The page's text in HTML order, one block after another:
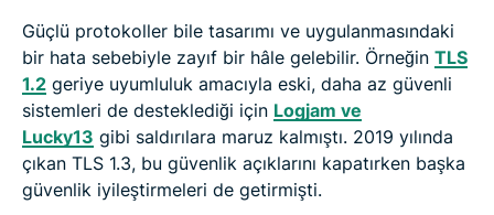
Güçlü protokoller bile tasarımı ve uygulanmasındaki
bir hata sebebiyle zayıf bir hâle gelebilir. Örneğin TLS
1.2 geriye uyumluluk amacıyla eski, daha az güvenli
sistemleri de desteklediği için Logjam ve
Lucky13 gibi saldırılara maruz kalmıştı. 2019 yılında
çıkan TLS 1.3, bu güvenlik açıklarını kapatırken başka
güvenlik iyileştirmeleri de getirmişti.